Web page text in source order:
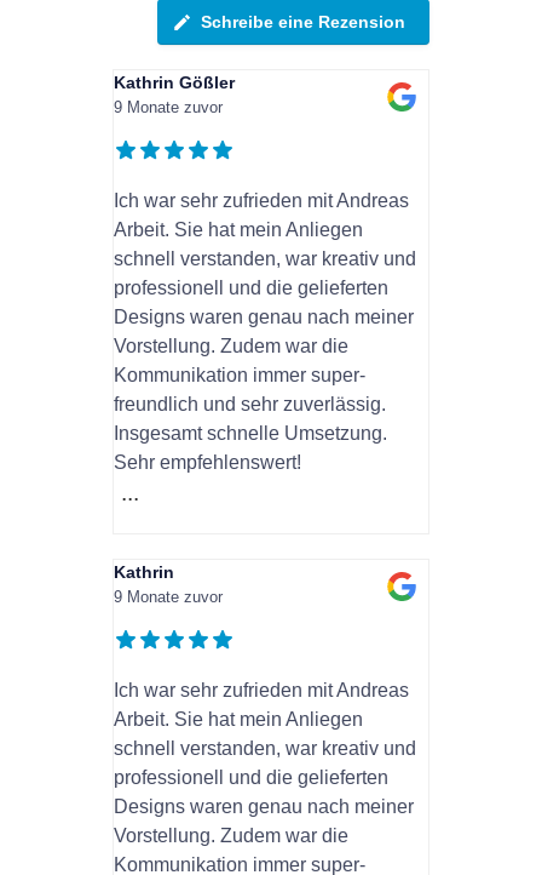
Schreibe eine Rezension
Kathrin Gößler
9 Monate zuvor
Ich war sehr zufrieden mit Andreas
Arbeit. Sie hat mein Anliegen
schnell verstanden, war kreativ und
professionell und die gelieferten
Designs waren genau nach meiner
Vorstellung. Zudem war die
Kommunikation immer super-
freundlich und sehr zuverlässig.
Insgesamt schnelle Umsetzung.
Sehr empfehlenswert!
...
Kathrin
9 Monate zuvor
Ich war sehr zufrieden mit Andreas
Arbeit. Sie hat mein Anliegen
schnell verstanden, war kreativ und
professionell und die gelieferten
Designs waren genau nach meiner
Vorstellung. Zudem war die
Kommunikation immer super-